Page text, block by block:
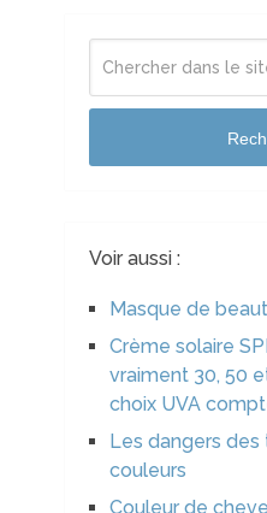
Voir aussi :
Masque de
Crème solaire
vraiment 30, 50
choix UVA
Les dangers
couleurs
Couleur de